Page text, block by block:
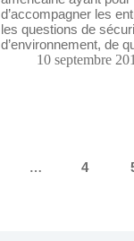
d’accompagner les
les questions de
d’environnement, de
10 septembre
… 4